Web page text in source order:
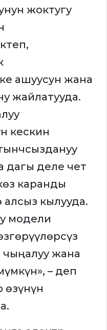
жоктугу
ашуусун жана
жайлатууда.
кескин
дагы деле чет
каранды
кылууда.
модели
чыңалуу жана
– деп